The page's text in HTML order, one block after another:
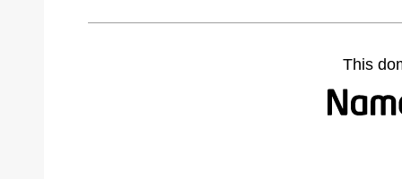
This